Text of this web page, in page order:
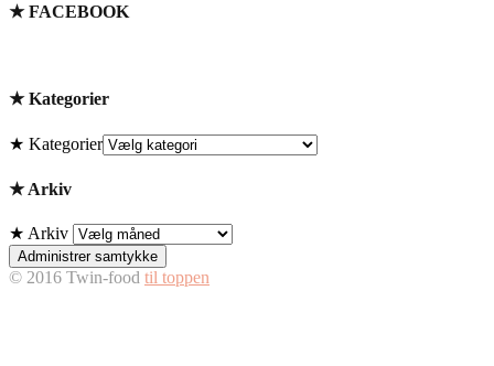
★ FACEBOOK
★ Kategorier
★ Kategorier
★ Arkiv
★ Arkiv
Administrer samtykke
© 2016 Twin-food til toppen